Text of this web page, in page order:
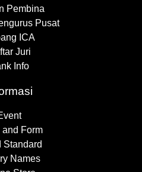
Pembina
Pusat
ICA
Juri
Info
and Form
Standard
Names